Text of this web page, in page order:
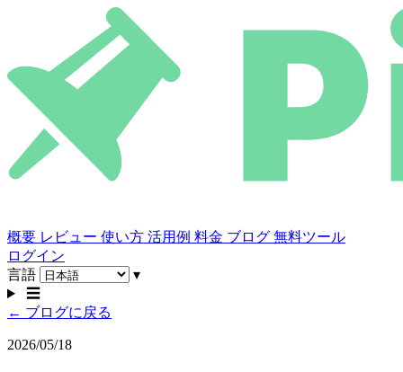
概要 レビュー 使い方 活用例 料金 ブログ 無料ツール
ログイン
言語
▾
☰
← ブログに戻る
2026/05/18